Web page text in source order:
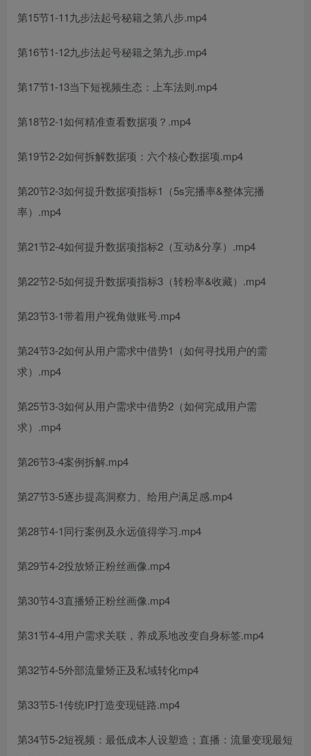
第15节1-11九步法起号秘籍之第八步.mp4
第16节1-12九步法起号秘籍之第九步.mp4
第17节1-13当下短视频生态：上车法则.mp4
第18节2-1如何精准查看数据项？.mp4
第19节2-2如何拆解数据项：六个核心数据项.mp4
第20节2-3如何提升数据项指标1（5s完播率&整体完播
率）.mp4
第21节2-4如何提升数据项指标2（互动&分享）.mp4
第22节2-5如何提升数据项指标3（转粉率&收藏）.mp4
第23节3-1带着用户视角做账号.mp4
第24节3-2如何从用户需求中借势1（如何寻找用户的需
求）.mp4
第25节3-3如何从用户需求中借势2（如何完成用户需
求）.mp4
第26节3-4案例拆解.mp4
第27节3-5逐步提高洞察力、给用户满足感.mp4
第28节4-1同行案例及永远值得学习.mp4
第29节4-2投放矫正粉丝画像.mp4
第30节4-3直播矫正粉丝画像.mp4
第31节4-4用户需求关联，养成系地改变自身标签.mp4
第32节4-5外部流量矫正及私域转化mp4
第33节5-1传统IP打造变现链路.mp4
第34节5-2短视频：最低成本人设塑造；直播：流量变现最短